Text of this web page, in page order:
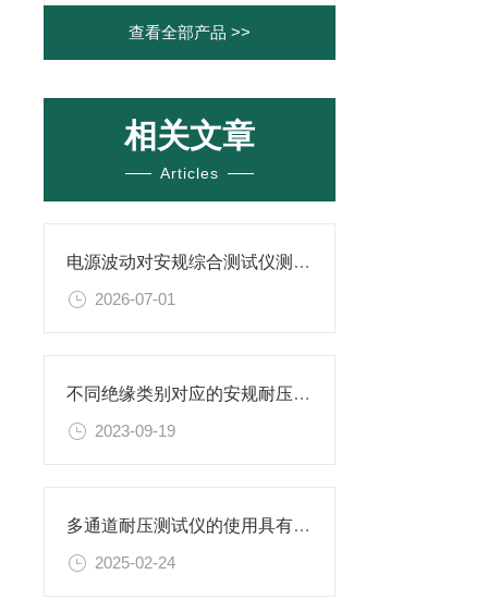
查看全部产品 >>
相关文章
Articles
电源波动对安规综合测试仪测试精度的影响
2026-07-01
不同绝缘类别对应的安规耐压绝缘测试要求
2023-09-19
多通道耐压测试仪的使用具有多方面的重要意义
2025-02-24